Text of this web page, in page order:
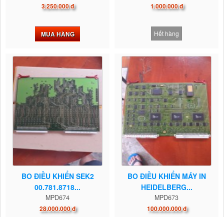
3.250.000 đ
MUA HÀNG
1.000.000 đ
Hết hàng
BO ĐIỀU KHIỂN SEK2
00.781.8718...
MPD674
28.000.000 đ
BO ĐIỀU KHIỂN MÁY IN
HEIDELBERG...
MPD673
100.000.000 đ